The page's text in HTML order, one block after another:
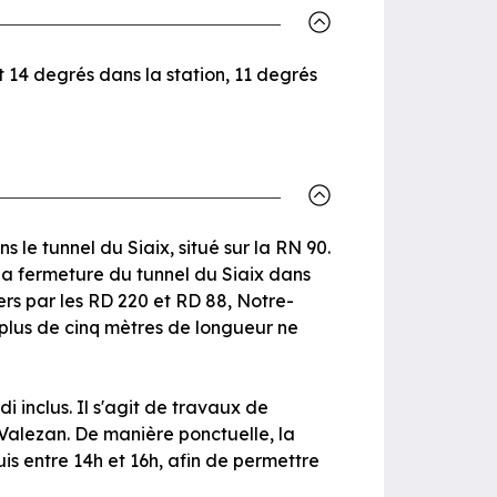
degrés dans la station, 11 degrés
le tunnel du Siaix, situé sur la RN 90.
fermeture du tunnel du Siaix dans
par les RD 220 et RD 88, Notre-
de cinq mètres de longueur ne
inclus. Il s'agit de travaux de
De manière ponctuelle, la
entre 14h et 16h, afin de permettre